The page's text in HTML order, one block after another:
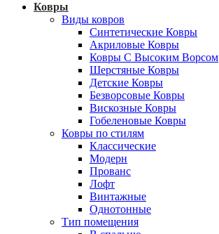
Ковры
Виды ковров
Синтетические Ковры
Акриловые Ковры
Ковры С Высоким Ворсом
Шерстяные Ковры
Детские Ковры
Безворсовые Ковры
Вискозные Ковры
Гобеленовые Ковры
Ковры по стилям
Классические
Модерн
Прованс
Лофт
Винтажные
Однотонные
Тип помещения